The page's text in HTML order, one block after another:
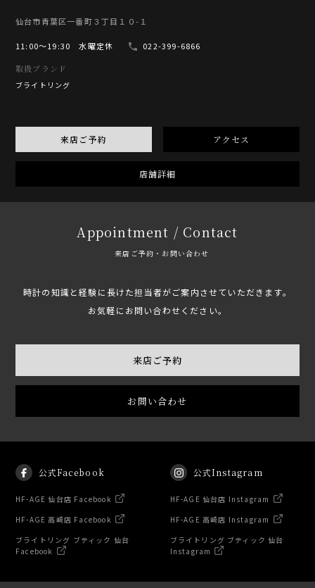
仙台市青葉区一番町３丁目１０-１
11:00〜19:30 水曜定休
022-399-6866
取扱ブランド
ブライトリング
来店ご予約 アクセス
店舗詳細
Appointment / Contact
来店ご予約・お問い合わせ
時計の知識と経験に長けた担当者がご案内させていただきます。
お気軽にお問い合わせください。
来店ご予約
お問い合わせ
公式Facebook
HF-AGE 仙台店 Facebook
HF-AGE 高崎店 Facebook
ブライトリング ブティック 仙台
Facebook
公式Instagram
HF-AGE 仙台店 Instagram
HF-AGE 高崎店 Instagram
ブライトリング ブティック 仙台
Instagram